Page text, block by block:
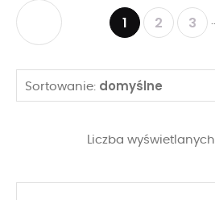
1 2 3
Sortowanie: domyślne
Liczba wyświetlanych